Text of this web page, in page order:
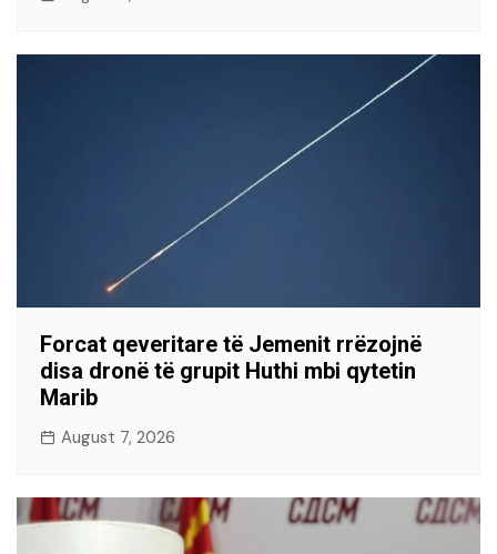
Forcat qeveritare të Jemenit rrëzojnë
disa dronë të grupit Huthi mbi qytetin
Marib
August 7, 2026